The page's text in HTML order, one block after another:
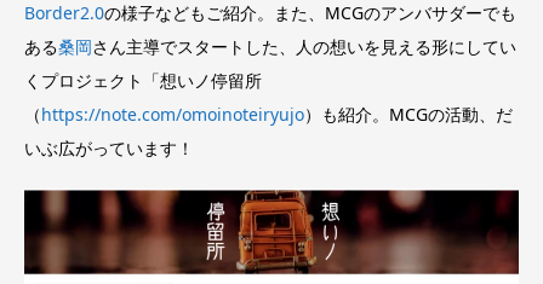
Border2.0の様子などもご紹介。また、MCGのアンバサダーでも
ある桑岡さん主導でスタートした、人の想いを見える形にしてい
くプロジェクト「想いノ停留所
（https://note.com/omoinoteiryujo）も紹介。MCGの活動、だ
いぶ広がっています！